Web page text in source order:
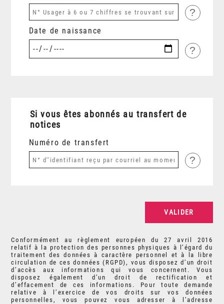
?
Date de naissance
?
Si vous êtes abonnés au transfert de
notices
Numéro de transfert
?
Conformément au règlement européen du 27 avril 2016
relatif à la protection des personnes physiques à l’égard du
traitement des données à caractère personnel et à la libre
circulation de ces données (RGPD), vous disposez d’un droit
d’accès aux informations qui vous concernent. Vous
disposez également d’un droit de rectification et
d’effacement de ces informations. Pour toute demande
relative à l’exercice de vos droits sur vos données
personnelles, vous pouvez vous adresser à l’adresse